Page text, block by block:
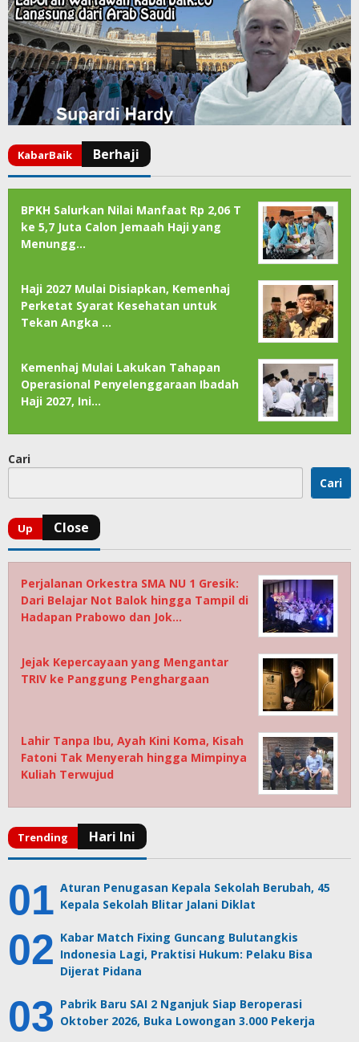
BPKH Salurkan Nilai Manfaat Rp 2,06 T
ke 5,7 Juta Calon Jemaah Haji yang
Menungg…
Haji 2027 Mulai Disiapkan, Kemenhaj
Perketat Syarat Kesehatan untuk
Tekan Angka …
Kemenhaj Mulai Lakukan Tahapan
Operasional Penyelenggaraan Ibadah
Haji 2027, Ini…
Cari
Cari
Perjalanan Orkestra SMA NU 1 Gresik:
Dari Belajar Not Balok hingga Tampil di
Hadapan Prabowo dan Jok…
Jejak Kepercayaan yang Mengantar
TRIV ke Panggung Penghargaan
Lahir Tanpa Ibu, Ayah Kini Koma, Kisah
Fatoni Tak Menyerah hingga Mimpinya
Kuliah Terwujud
Aturan Penugasan Kepala Sekolah Berubah, 45
Kepala Sekolah Blitar Jalani Diklat
Kabar Match Fixing Guncang Bulutangkis
Indonesia Lagi, Praktisi Hukum: Pelaku Bisa
Dijerat Pidana
Pabrik Baru SAI 2 Nganjuk Siap Beroperasi
Oktober 2026, Buka Lowongan 3.000 Pekerja